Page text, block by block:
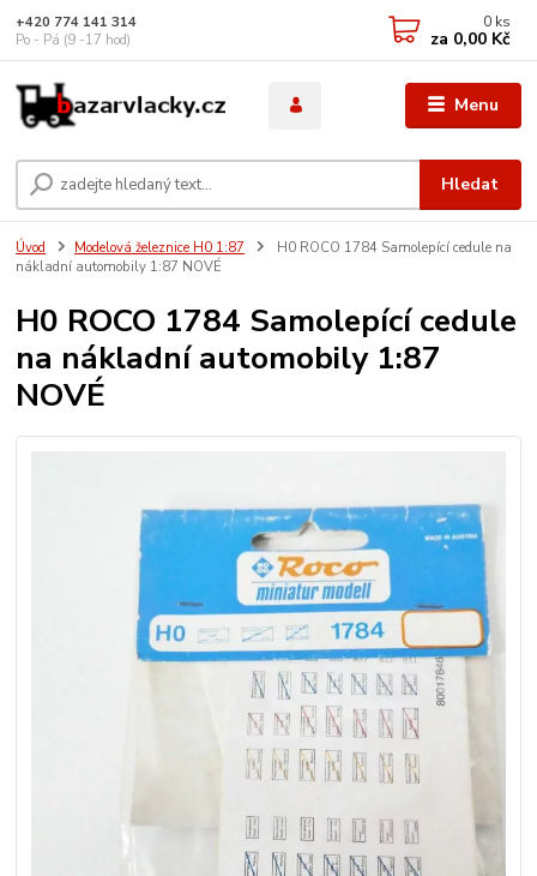
Menu
Hledat
+420 774 141 314
Po - Pá (9 -17 hod)
0 ks
za 0,00 Kč
Úvod Modelová železnice H0 1:87
H0 ROCO 1784 Samolepící cedule na
nákladní automobily 1:87 NOVÉ
H0 ROCO 1784 Samolepící cedule
na nákladní automobily 1:87
NOVÉ